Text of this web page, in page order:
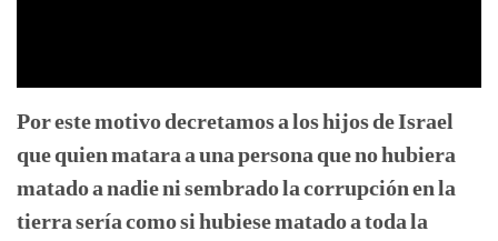
Por este motivo decretamos a los hijos de Israel
que quien matara a una persona que no hubiera
matado a nadie ni sembrado la corrupción en la
tierra sería como si hubiese matado a toda la